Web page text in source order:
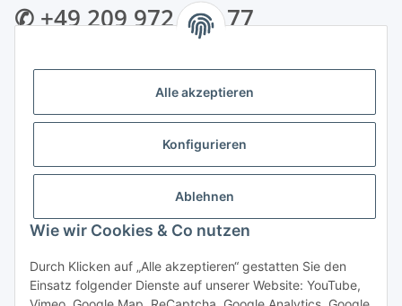
Alle akzeptieren
Konfigurieren
Ablehnen
Wie wir Cookies & Co nutzen
Durch Klicken auf „Alle akzeptieren“ gestatten Sie den
Einsatz folgender Dienste auf unserer Website: YouTube,
✆ +49 209 972 995 77
Gewerkenstraße 34 | 45881 Gelsenkirchen
Zahlungsarten
Vertrag widerrufen